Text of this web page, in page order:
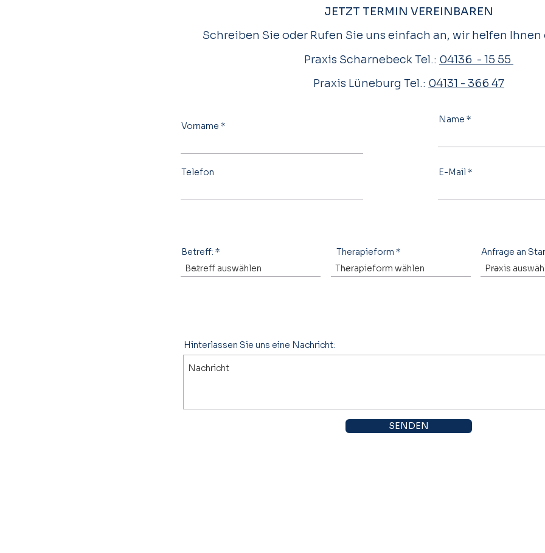
JETZT TERMIN VEREINBAREN
Schreiben Sie oder Rufen Sie uns einfach an, wir helfen Ihnen
Praxis Scharnebeck Tel.: 04136 - 15 55
Praxis Lüneburg Tel.: 04131 - 366 47
Vorname
Telefon
Name
E-Mail
Betreff: Therapieform Anfrage an
Hinterlassen Sie uns eine Nachricht:
SENDEN